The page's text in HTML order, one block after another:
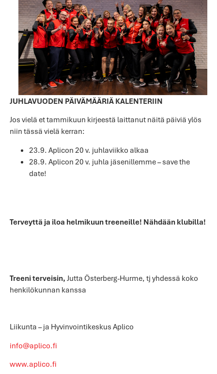
JUHLAVUODEN PÄIVÄMÄÄRIÄ KALENTERIIN
Jos vielä et tammikuun kirjeestä laittanut näitä päiviä ylös
niin tässä vielä kerran:
23.9. Aplicon 20 v. juhlaviikko alkaa
28.9. Aplicon 20 v. juhla jäsenillemme – save the
date!
Terveyttä ja iloa helmikuun treeneille! Nähdään klubilla!
Treeni terveisin, Jutta Österberg-Hurme, tj yhdessä koko
henkilökunnan kanssa
Liikunta – ja Hyvinvointikeskus Aplico
info@aplico.fi
www.aplico.fi